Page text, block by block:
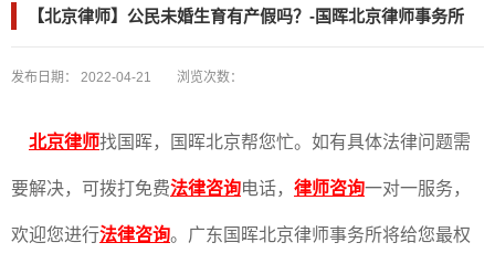
【北京律师】公民未婚生育有产假吗？-国晖北京律师事务所
发布日期： 2022-04-21 浏览次数：
北京律师找国晖，国晖北京帮您忙。如有具体法律问题需
要解决，可拨打免费法律咨询电话， 律师咨询一对一服务，
欢迎您进行法律咨询。广东国晖北京律师事务所将给您最权